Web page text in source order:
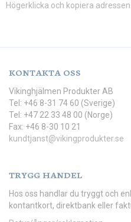
Högerklicka och kopiera adressen
KONTAKTA OSS
Vikinghjälmen Produkter AB
Tel: +46 8-31 74 60 (Sverige)
Tel: +47 22 33 48 00 (Norge)
Fax: +46 8-30 10 21
kundtjanst@vikingprodukter.se
TRYGG HANDEL
Hos oss handlar du tryggt och
kontantkort, direktbank eller